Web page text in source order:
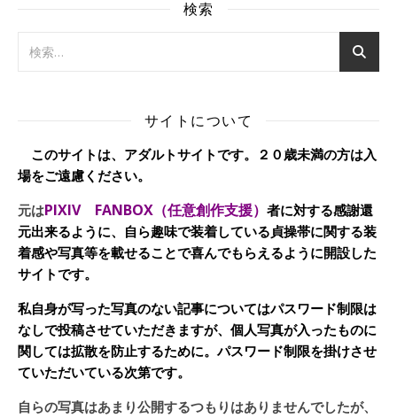
検索
サイトについて
このサイトは、アダルトサイトです。２０歳未満の方は入
場をご遠慮ください。
元はPIXIV FANBOX（任意創作支援） 者に対する感謝還
元出来るように、自ら趣味で装着している貞操帯に関する装
着感や写真等を載せることで喜んでもらえるように開設した
サイトです。
私自身が写った写真のない記事についてはパスワード制限は
なしで投稿させていただきますが、個人写真が入ったものに
関しては拡散を防止するために。パスワード制限を掛けさせ
ていただいている次第です。
自らの写真はあまり公開するつもりはありませんでしたが、